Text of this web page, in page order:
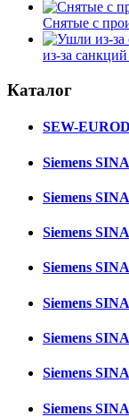
Снятые с
из-за санкций
Каталог
SEW-
Siemens
Siemens
Siemens
Siemens
Siemens
Siemens
Siemens
Siemens